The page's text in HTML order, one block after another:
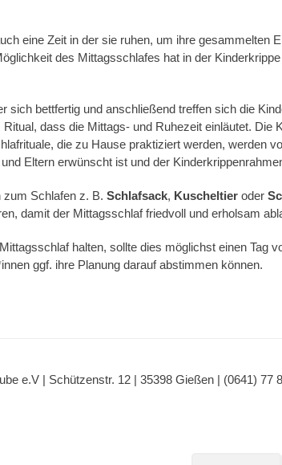
eine Zeit in der sie ruhen, um ihre gesammelten
des Mittagsschlafes hat in der
sich bettfertig und anschließend treffen sich die
dass die Mittags- und Ruhezeit einläutet. Die
die zu Hause praktiziert werden, werden
Eltern erwünscht ist und der
zum Schlafen z. B. Schlafsack, Kuscheltier oder
damit der Mittagsschlaf friedvoll und erholsam
halten, sollte dies möglichst einen Tag
ggf. ihre Planung darauf abstimmen können.
e.V | Schützenstr. 12 | 35398 Gießen | (0641) 77